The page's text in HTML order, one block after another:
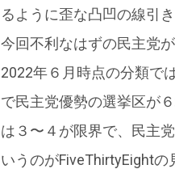
るように歪な凸凹の線引
今回不利なはずの民主党
2022年６月時点の分類で
で民主党優勢の選挙区が
は３〜４が限界で、民主
いうのがFiveThirtyEight